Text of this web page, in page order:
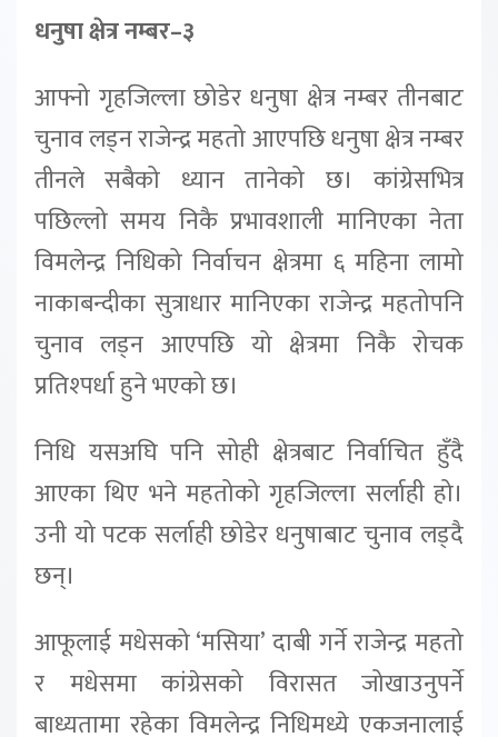
धनुषा क्षेत्र नम्बर–३
आफ्नो गृहजिल्ला छोडेर धनुषा क्षेत्र नम्बर तीनबाट
चुनाव लड्न राजेन्द्र महतो आएपछि धनुषा क्षेत्र नम्बर
तीनले सबैको ध्यान तानेको छ। कांग्रेसभित्र
पछिल्लो समय निकै प्रभावशाली मानिएका नेता
विमलेन्द्र निधिको निर्वाचन क्षेत्रमा ६ महिना लामो
नाकाबन्दीका सुत्राधार मानिएका राजेन्द्र महतोपनि
चुनाव लड्न आएपछि यो क्षेत्रमा निकै रोचक
प्रतिश्पर्धा हुने भएको छ।
निधि यसअघि पनि सोही क्षेत्रबाट निर्वाचित हुँदै
आएका थिए भने महतोको गृहजिल्ला सर्लाही हो।
उनी यो पटक सर्लाही छोडेर धनुषाबाट चुनाव लड्दै
छन्।
आफूलाई मधेसको ‘मसिया’ दाबी गर्ने राजेन्द्र महतो
र मधेसमा कांग्रेसको विरासत जोखाउनुपर्ने
बाध्यतामा रहेका विमलेन्द्र निधिमध्ये एकजनालाई